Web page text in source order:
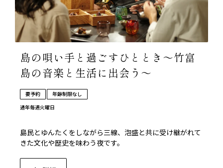
島の唄い手と過ごすひととき～竹富
島の音楽と生活に出会う～
要予約
年齢制限なし
通年毎週火曜日
島民とゆんたくをしながら三線、泡盛と共に受け継がれて
きた文化や歴史を味わう夜です。